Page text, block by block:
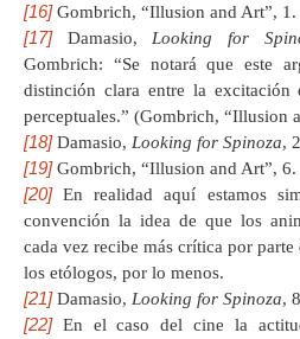
[16]Gombrich, “Illusion and Art”, 1.
[17]Damasio, Looking for
Gombrich: “Se notará que este
distinción clara entre la excitación
perceptuales.” (Gombrich, “Illusion
[18]Damasio, Looking for Spinoza,
[19]Gombrich, “Illusion and Art”, 6.
[20]En realidad aquí estamos
convención la idea de que los
cada vez recibe más crítica por
los etólogos, por lo menos.
[21]Damasio, Looking for Spinoza,
[22]En el caso del cine la